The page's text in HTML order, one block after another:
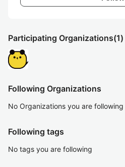
Participating Organizations(1)
Following Organizations
No Organizations you are following
Following tags
No tags you are following